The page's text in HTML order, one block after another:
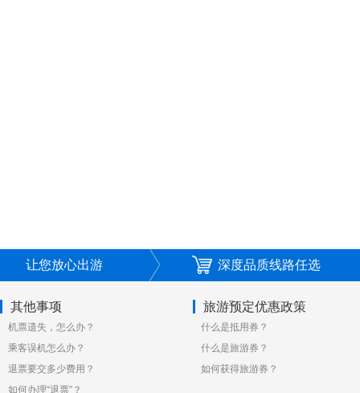
让您放心出游 深度品质线路任选
其他事项
机票遗失，怎么办？
乘客误机怎么办？
退票要交多少费用？
如何办理“退票”？
旅游预定优惠政策
什么是抵用券？
什么是旅游券？
如何获得旅游券？